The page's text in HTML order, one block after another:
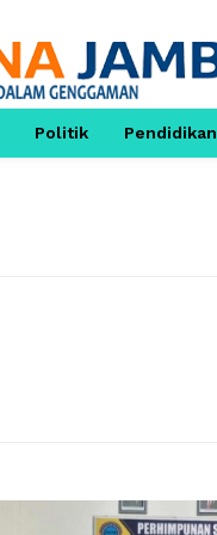
Politik Pendidikan